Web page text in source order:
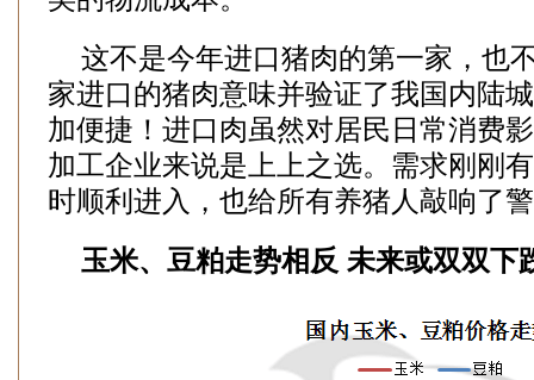
这不是今年进口猪肉的第一家，也
家进口的猪肉意味并验证了我国内陆
加便捷！进口肉虽然对居民日常消费
加工企业来说是上上之选。需求刚刚
时顺利进入，也给所有养猪人敲响了
玉米、豆粕走势相反 未来或双双下